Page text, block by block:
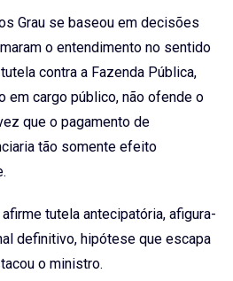
Grau se baseou em decisões
o entendimento no sentido
contra a Fazenda Pública,
em cargo público, não ofende o
que o pagamento de
tão somente efeito
tutela antecipatória, afigura-
definitivo, hipótese que escapa
o ministro.